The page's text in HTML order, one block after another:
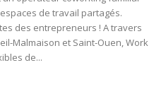
de travail partagés.
des entrepreneurs ! A travers
Malmaison et Saint-Ouen, Work
de...